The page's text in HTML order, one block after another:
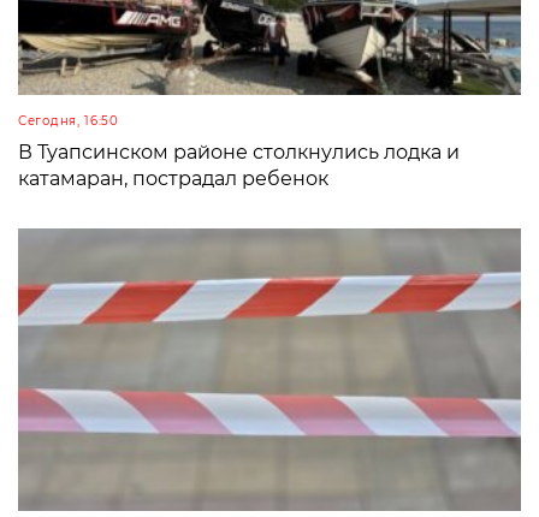
Сегодня, 16:50
В Туапсинском районе столкнулись лодка и
катамаран, пострадал ребенок